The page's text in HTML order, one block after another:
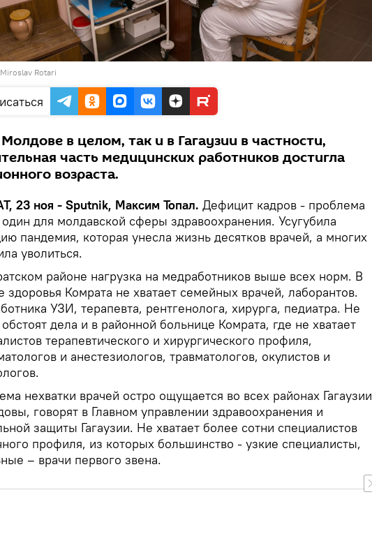
Rotari
в целом, так и в Гагаузии в частности,
часть медицинских работников достигла
возраста.
23 ноя - Sputnik, Максим Топал. Дефицит кадров - проблема
для молдавской сферы здравоохранения. Усугубила
пандемия, которая унесла жизнь десятков врачей, а многих
уволиться.
районе нагрузка на медработников выше всех норм. В
здоровья Комрата не хватает семейных врачей, лаборантов.
УЗИ, терапевта, рентгенолога, хирурга, педиатра. Не
дела и в районной больнице Комрата, где не хватает
терапевтического и хирургического профиля,
и анестезиологов, травматологов, окулистов и
нехватки врачей остро ощущается во всех районах Гагаузии
говорят в Главном управлении здравоохранения и
защиты Гагаузии. Не хватает более сотни специалистов
профиля, из которых большинство - узкие специалисты,
– врачи первого звена.